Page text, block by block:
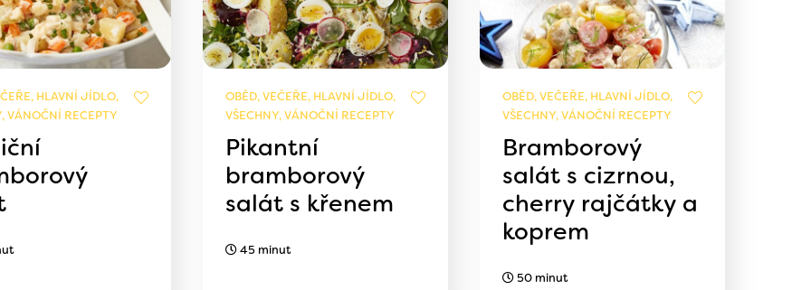
HLAVNÍ JÍDLO,
VÁNOČNÍ RECEPTY
OBĚD, VEČEŘE, HLAVNÍ JÍDLO,
VŠECHNY, VÁNOČNÍ RECEPTY
Pikantní
bramborový
salát s křenem
45 minut
OBĚD, VEČEŘE, HLAVNÍ JÍDLO,
VŠECHNY, VÁNOČNÍ RECEPTY
Bramborový
salát s cizrnou,
cherry rajčátky a
koprem
50 minut